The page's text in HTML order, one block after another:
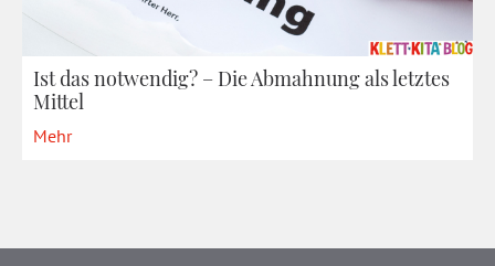
Ist das notwendig? – Die Abmahnung als letztes
Mittel
Mehr